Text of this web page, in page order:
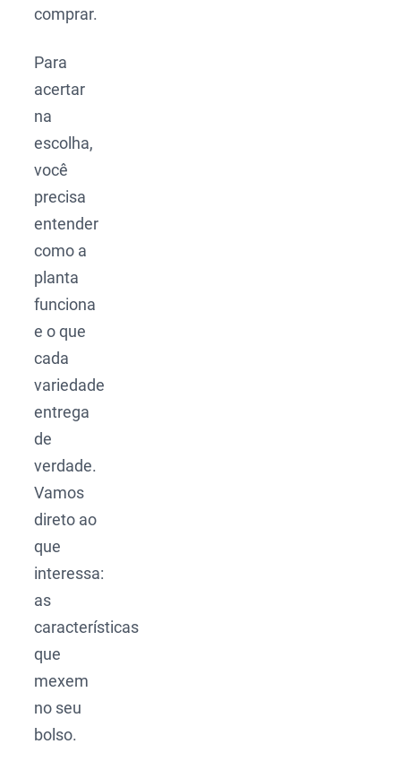
comprar.
Para
acertar
na
escolha,
você
precisa
entender
como a
planta
funciona
e o que
cada
variedade
entrega
de
verdade.
Vamos
direto ao
que
interessa:
as
características
que
mexem
no seu
bolso.